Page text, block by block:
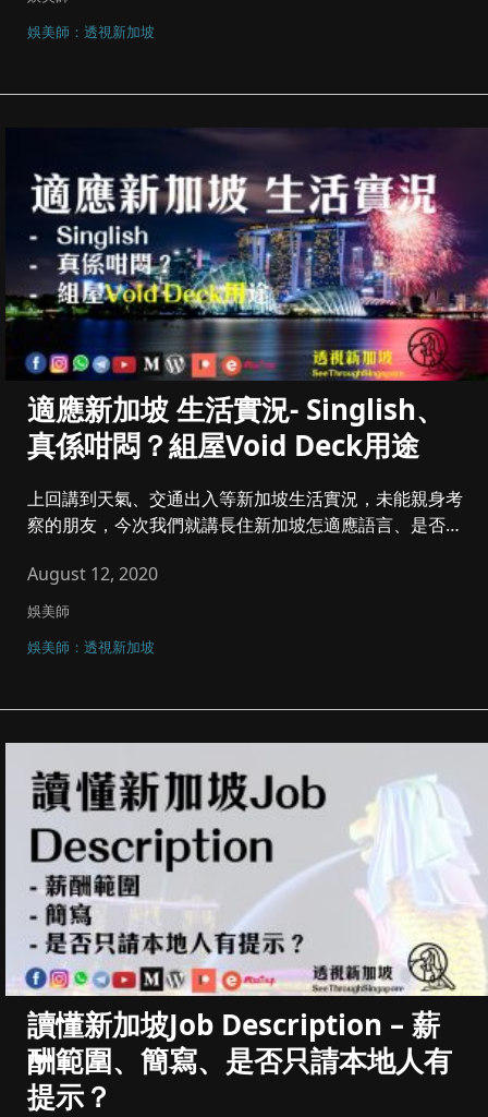
娛美師：透視新加坡
適應新加坡 生活實況- Singlish、
真係咁悶？組屋Void Deck用途
上回講到天氣、交通出入等新加坡生活實況，未能親身考
察的朋友，今次我們就講長住新加坡怎適應語言、是否悶
August 12, 2020
娛美師
娛美師：透視新加坡
讀懂新加坡Job Description – 薪
酬範圍、簡寫、是否只請本地人有
提示？